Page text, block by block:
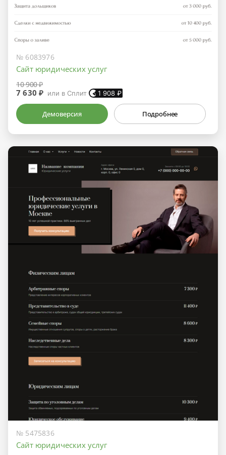
№ 6083976
Сайт юридических услуг
10 900 ₽
7 630 ₽ или в Сплит 1 908 ₽
Демоверсия Подробнее
№ 5475836
Сайт юридических услуг